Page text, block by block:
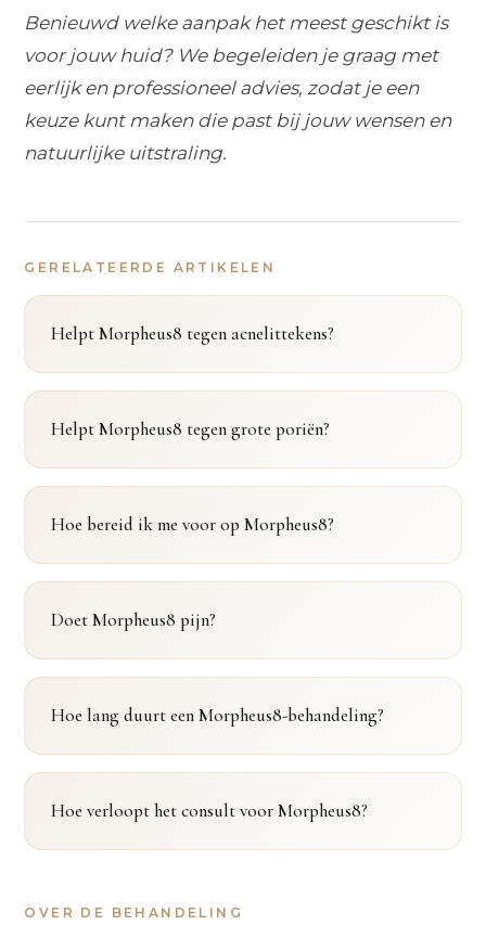
Benieuwd welke aanpak het meest geschikt is
voor jouw huid? We begeleiden je graag met
eerlijk en professioneel advies, zodat je een
keuze kunt maken die past bij jouw wensen en
natuurlijke uitstraling.
GERELATEERDE ARTIKELEN
Helpt Morpheus8 tegen acnelittekens?
Helpt Morpheus8 tegen grote poriën?
Hoe bereid ik me voor op Morpheus8?
Doet Morpheus8 pijn?
Hoe lang duurt een Morpheus8-behandeling?
Hoe verloopt het consult voor Morpheus8?
OVER DE BEHANDELING